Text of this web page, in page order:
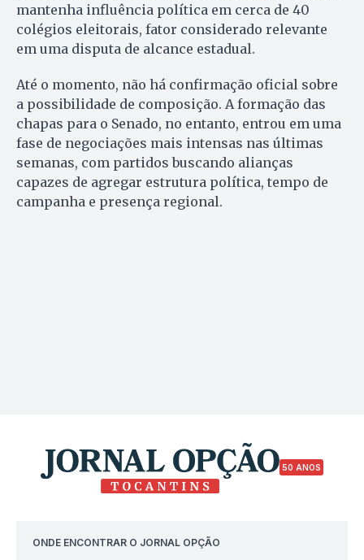
mantenha influência política em cerca de 40
colégios eleitorais, fator considerado relevante
em uma disputa de alcance estadual.
Até o momento, não há confirmação oficial sobre
a possibilidade de composição. A formação das
chapas para o Senado, no entanto, entrou em uma
fase de negociações mais intensas nas últimas
semanas, com partidos buscando alianças
capazes de agregar estrutura política, tempo de
campanha e presença regional.
50 ANOS
ONDE ENCONTRAR O JORNAL OPÇÃO